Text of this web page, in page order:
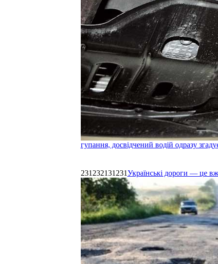
гупання, досвідчений водій одразу
231232131231Українські дороги — це